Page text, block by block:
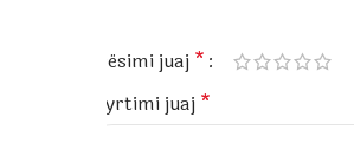
Vlerësimi juaj *
Shqyrtimi juaj *